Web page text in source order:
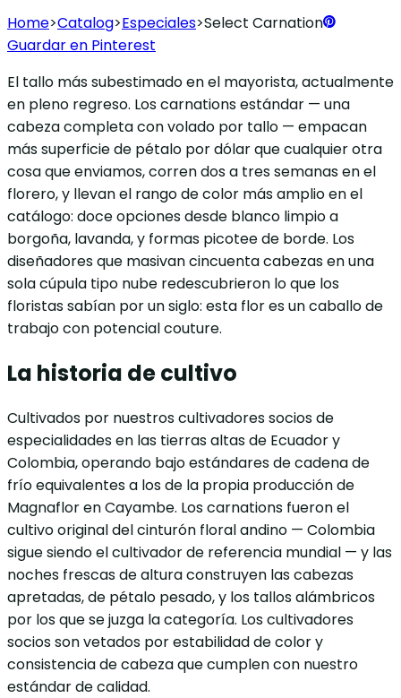
Home>Catalog>Especiales>Select Carnation
Guardar en Pinterest
El tallo más subestimado en el mayorista, actualmente
en pleno regreso. Los carnations estándar — una
cabeza completa con volado por tallo — empacan
más superficie de pétalo por dólar que cualquier otra
cosa que enviamos, corren dos a tres semanas en el
florero, y llevan el rango de color más amplio en el
catálogo: doce opciones desde blanco limpio a
borgoña, lavanda, y formas picotee de borde. Los
diseñadores que masivan cincuenta cabezas en una
sola cúpula tipo nube redescubrieron lo que los
floristas sabían por un siglo: esta flor es un caballo de
trabajo con potencial couture.
La historia de cultivo
Cultivados por nuestros cultivadores socios de
especialidades en las tierras altas de Ecuador y
Colombia, operando bajo estándares de cadena de
frío equivalentes a los de la propia producción de
Magnaflor en Cayambe. Los carnations fueron el
cultivo original del cinturón floral andino — Colombia
sigue siendo el cultivador de referencia mundial — y las
noches frescas de altura construyen las cabezas
apretadas, de pétalo pesado, y los tallos alámbricos
por los que se juzga la categoría. Los cultivadores
socios son vetados por estabilidad de color y
consistencia de cabeza que cumplen con nuestro
estándar de calidad.